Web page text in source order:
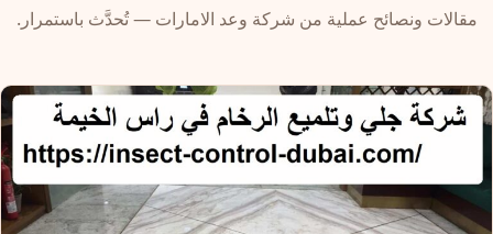
مقالات ونصائح عملية من شركة وعد الامارات — تُحدَّث باستمرار.